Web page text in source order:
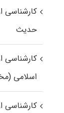
کارشناسی
حدیث
کارشناسی
اسلامی
کارشناسی